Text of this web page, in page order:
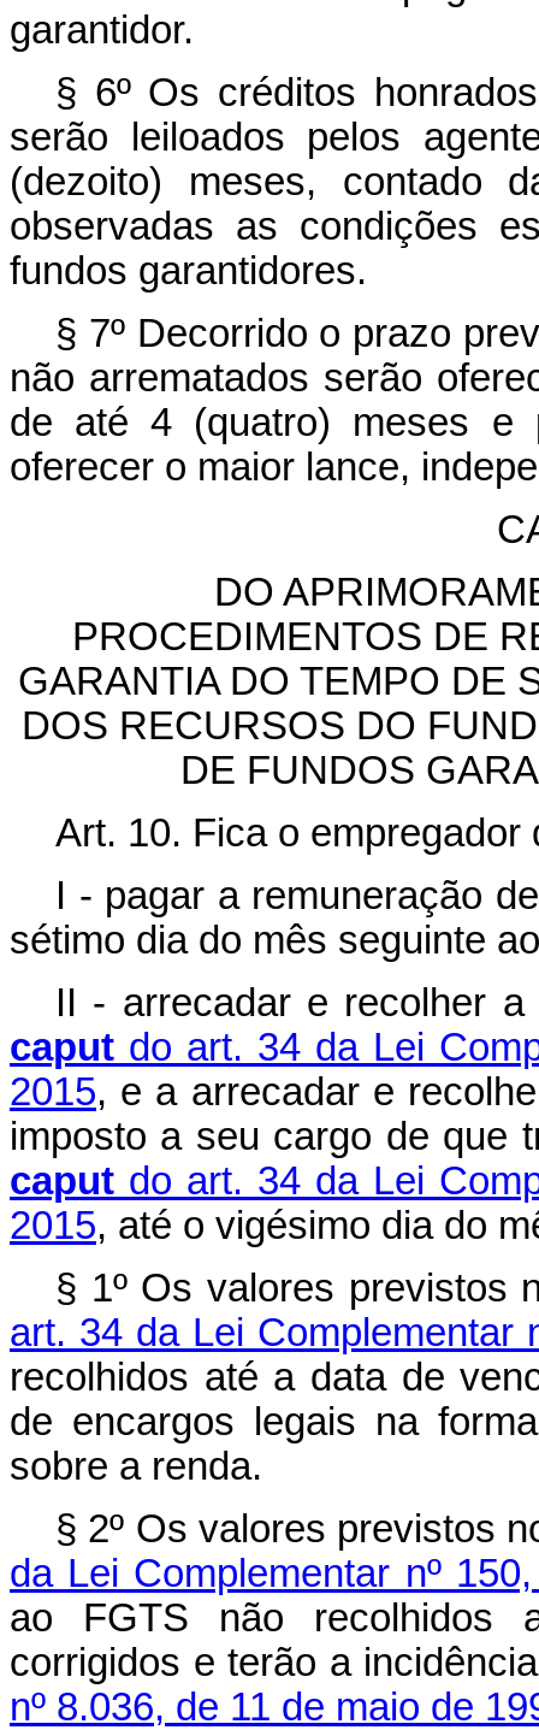
garantidor.
§ 6º Os créditos
serão leiloados pelos
(dezoito) meses, contado
observadas as condições
fundos garantidores.
§ 7º Decorrido o prazo
não arrematados serão
de até 4 (quatro) meses e
oferecer o maior lance,
DO
PROCEDIMENTOS DE
GARANTIA DO TEMPO DE
DOS RECURSOS DO
DE FUNDOS
Art. 10. Fica o empregador
I - pagar a remuneração
sétimo dia do mês seguinte
II - arrecadar e recolher
caput do art. 34 da Lei
2015, e a arrecadar e
imposto a seu cargo de que
caput do art. 34 da Lei
2015, até o vigésimo dia do
§ 1º Os valores previstos
art. 34 da Lei Complementar
recolhidos até a data de
de encargos legais na
sobre a renda.
§ 2º Os valores previstos
da Lei Complementar nº
ao FGTS não recolhidos
corrigidos e terão a
nº 8.036, de 11 de maio de